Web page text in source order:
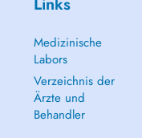
Medizinische
Labors
Verzeichnis der
Ärzte und
Behandler